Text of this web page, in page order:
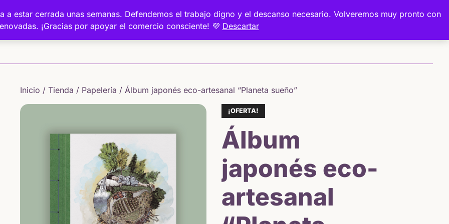
a estar cerrada unas semanas. Defendemos el trabajo digno y el descanso necesario. Volveremos muy pronto con
¡Gracias por apoyar el comercio consciente! 💜 Descartar
Inicio Sobre mí
Inicio / Tienda / Papelería / Álbum japonés eco-artesanal “Planeta sueño”
¡OFERTA!
Álbum
japonés eco-
artesanal